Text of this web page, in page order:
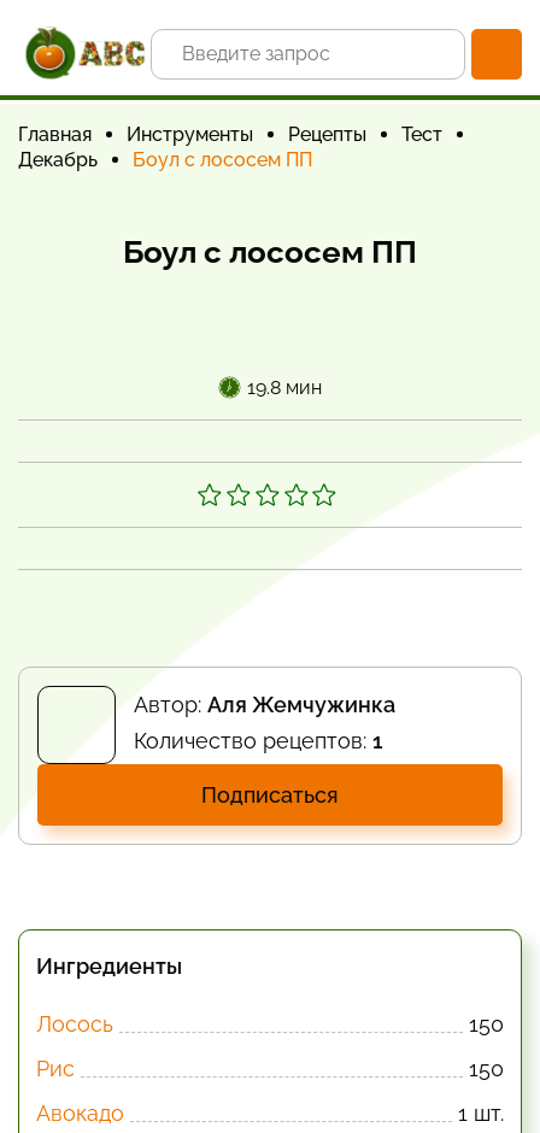
Главная Инструменты Рецепты
Тест
Декабрь
Боул с лососем ПП
Боул с лососем ПП
19.8 мин
Автор: Аля Жемчужинка
Количество рецептов: 1
Подписаться
Ингредиенты
Лосось
150
Рис
150
Авокадо
1 шт.